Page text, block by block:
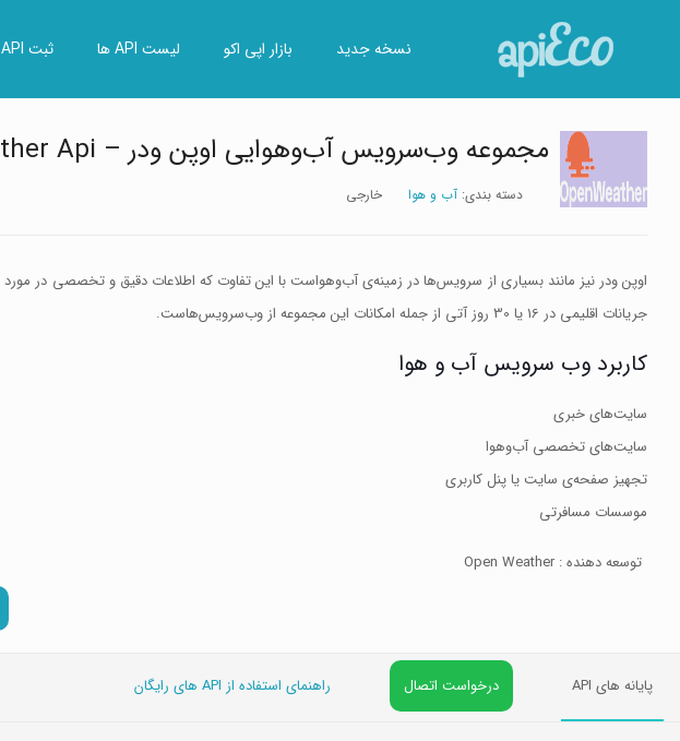
نسخه جدید بازار اپی اکو لیست API ها ثبت API
مجموعه وب‌سرویس آب‌وهوایی اوپن ودر – Open Weather Api
دسته بندی: آب و هوا خارجی
اوپن ودر نیز مانند بسیاری از سرویس‌ها در زمینه‌ی آب‌وهواست با این تفاوت که اطلاعات دقیق و تخصصی در
جریانات اقلیمی در 16 یا 30 روز آتی از جمله امکانات این مجموعه از وب‌سرویس‌هاست.
کاربرد وب سرویس آب و هوا
سایت‌های خبری
سایت‌های تخصصی آب‌وهوا
تجهیز صفحه‌ی سایت یا پنل کاربری
موسسات مسافرتی
توسعه دهنده : Open Weather
پایانه های API درخواست اتصال راهنمای استفاده از API های رایگان